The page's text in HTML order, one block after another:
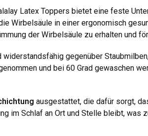
Latex Toppers bietet eine feste
Wirbelsäule in einer ergonomisch
der Wirbelsäule zu erhalten und
widerstandsfähig gegenüber
und bei 60 Grad gewaschen
ausgestattet, die dafür sorgt,
im Schlaf an Ort und Stelle bleibt, was